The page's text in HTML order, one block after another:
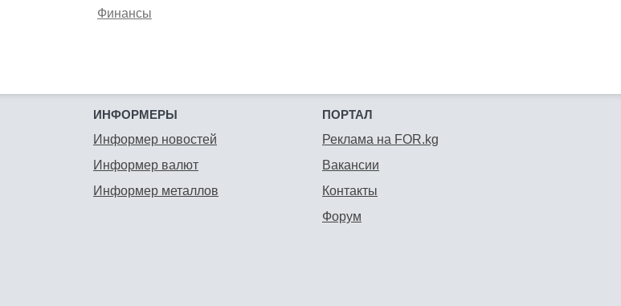
Финансы
ИНФОРМЕРЫ
Информер новостей
Информер валют
Информер металлов
ПОРТАЛ
Реклама на FOR.kg
Вакансии
Контакты
Форум